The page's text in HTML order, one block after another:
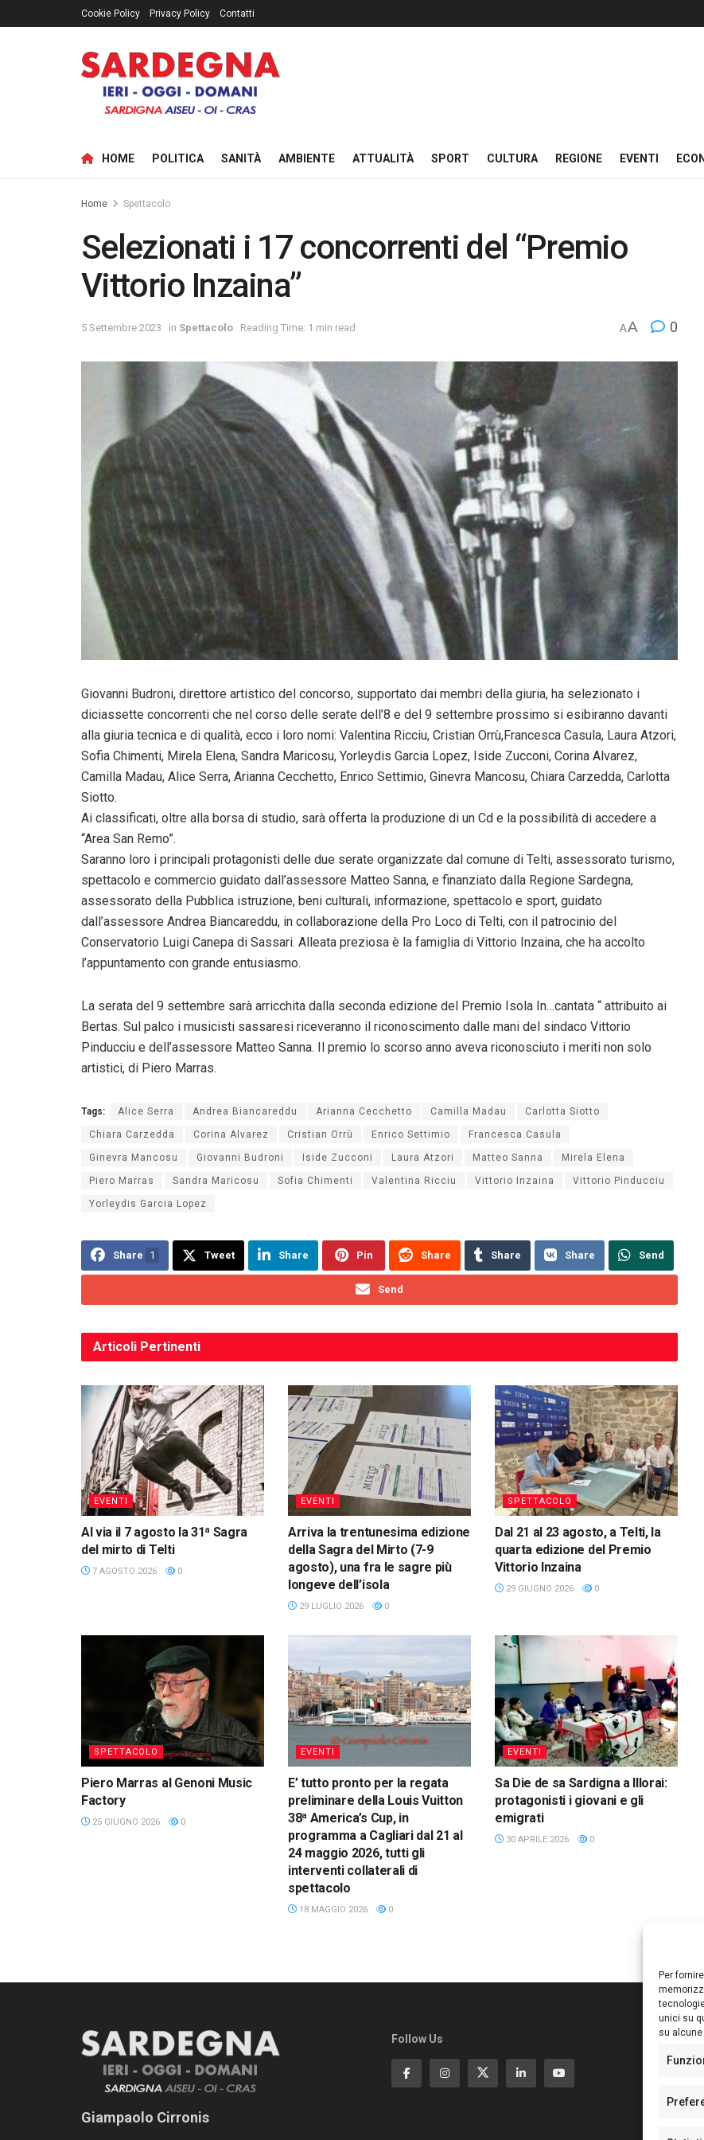
Per
unici su
su
Cookie Policy Privacy Policy Contatti
HOME POLITICA SANITÀ AMBIENTE ATTUALITÀ SPORT CULTURA REGIONE EVENTI
Home Spettacolo
Selezionati i 17 concorrenti del “Premio
Vittorio Inzaina”
5 Settembre 2023 in Spettacolo Reading Time: 1 min read AA 0
Giovanni Budroni, direttore artistico del concorso, supportato dai membri della giuria, ha selezionato i
diciassette concorrenti che nel corso delle serate dell’8 e del 9 settembre prossimo si esibiranno davanti
alla giuria tecnica e di qualità, ecco i loro nomi: Valentina Ricciu, Cristian Orrù,Francesca Casula, Laura Atzori,
Sofia Chimenti, Mirela Elena, Sandra Maricosu, Yorleydis Garcia Lopez, Iside Zucconi, Corina Alvarez,
Camilla Madau, Alice Serra, Arianna Cecchetto, Enrico Settimio, Ginevra Mancosu, Chiara Carzedda, Carlotta
Siotto.
Ai classificati, oltre alla borsa di studio, sarà offerta la produzione di un Cd e la possibilità di accedere a
“Area San Remo”.
Saranno loro i principali protagonisti delle due serate organizzate dal comune di Telti, assessorato turismo,
spettacolo e commercio guidato dall’assessore Matteo Sanna, e finanziato dalla Regione Sardegna,
assessorato della Pubblica istruzione, beni culturali, informazione, spettacolo e sport, guidato
dall’assessore Andrea Biancareddu, in collaborazione della Pro Loco di Telti, con il patrocinio del
Conservatorio Luigi Canepa di Sassari. Alleata preziosa è la famiglia di Vittorio Inzaina, che ha accolto
l’appuntamento con grande entusiasmo.
La serata del 9 settembre sarà arricchita dalla seconda edizione del Premio Isola In…cantata “ attribuito ai
Bertas. Sul palco i musicisti sassaresi riceveranno il riconoscimento dalle mani del sindaco Vittorio
Pinducciu e dell’assessore Matteo Sanna. Il premio lo scorso anno aveva riconosciuto i meriti non solo
artistici, di Piero Marras.
Tags: Alice Serra Andrea Biancareddu Arianna Cecchetto Camilla Madau Carlotta Siotto
Chiara Carzedda Corina Alvarez Cristian Orrù Enrico Settimio Francesca Casula
Ginevra Mancosu Giovanni Budroni Iside Zucconi Laura Atzori Matteo Sanna Mirela Elena
Piero Marras Sandra Maricosu Sofia Chimenti Valentina Ricciu Vittorio Inzaina Vittorio Pinducciu
Yorleydis Garcia Lopez
Share 1 Tweet Share Pin Share Share Share Send
Send
Articoli Pertinenti
EVENTI
Al via il 7 agosto la 31ª Sagra
del mirto di Telti
7 AGOSTO 2026 0
EVENTI
Arriva la trentunesima edizione
della Sagra del Mirto (7-9
agosto), una fra le sagre più
longeve dell’isola
29 LUGLIO 2026 0
SPETTACOLO
Dal 21 al 23 agosto, a Telti, la
quarta edizione del Premio
Vittorio Inzaina
29 GIUGNO 2026 0
SPETTACOLO
Piero Marras al Genoni Music
Factory
25 GIUGNO 2026 0
EVENTI
E’ tutto pronto per la regata
preliminare della Louis Vuitton
38ª America’s Cup, in
programma a Cagliari dal 21 al
24 maggio 2026, tutti gli
interventi collaterali di
spettacolo
18 MAGGIO 2026 0
EVENTI
Sa Die de sa Sardigna a Illorai:
protagonisti i giovani e gli
emigrati
30 APRILE 2026 0
Giampaolo Cirronis
Follow Us